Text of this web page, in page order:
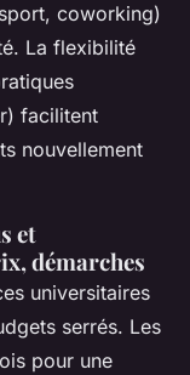
coworking)
La flexibilité
facilitent
nouvellement
et
démarches
universitaires
serrés. Les
pour une